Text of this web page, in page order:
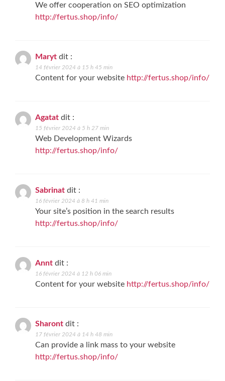
We offer cooperation on SEO optimization
http://fertus.shop/info/
Maryt dit :
14 février 2024 à 15 h 45 min
Content for your website http://fertus.shop/info/
Agatat dit :
15 février 2024 à 5 h 27 min
Web Development Wizards
http://fertus.shop/info/
Sabrinat dit :
16 février 2024 à 8 h 41 min
Your site’s position in the search results
http://fertus.shop/info/
Annt dit :
16 février 2024 à 12 h 06 min
Content for your website http://fertus.shop/info/
Sharont dit :
17 février 2024 à 14 h 48 min
Can provide a link mass to your website
http://fertus.shop/info/